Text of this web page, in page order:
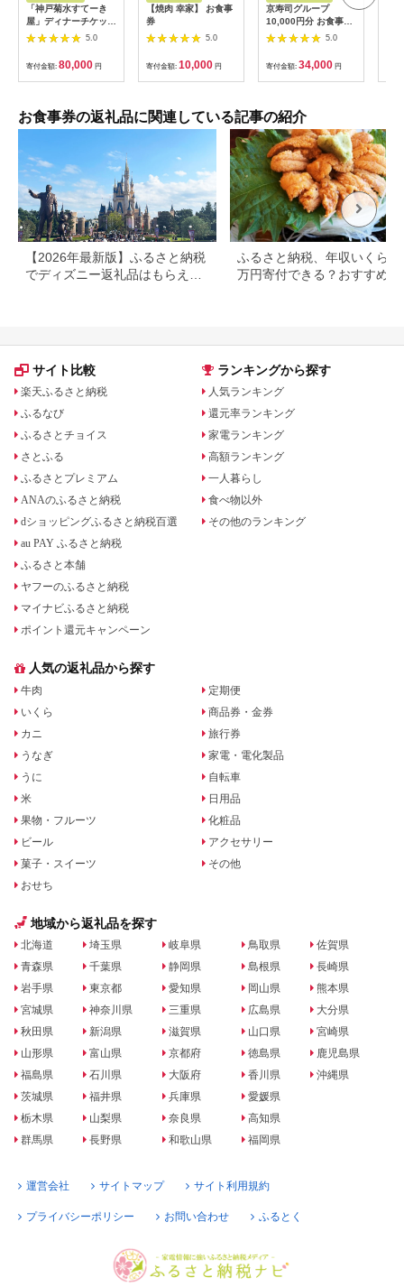
「神戸菊水すてーき
屋」ディナーチケット
（2枚）
5.0
寄付金額: 80,000 円
【焼肉 幸家】 お食事
券
5.0
寄付金額: 10,000 円
京寿司グループ
10,000円分 お食事券
1000円×10枚 食事チ
ケット チケット 寿司
福岡県 北九州市
5.0
寄付金額: 34,000 円
お食事券の返礼品に関連している記事の紹介
【2026年最新版】ふるさと納税
でディズニー返礼品はもらえ
ふるさと納税、年収いくらで
万円寄付できる？おすすめ返
サイト比較
楽天ふるさと納税
ふるなび
ふるさとチョイス
さとふる
ふるさとプレミアム
ANAのふるさと納税
dショッピングふるさと納税百選
au PAY ふるさと納税
ふるさと本舗
ヤフーのふるさと納税
マイナビふるさと納税
ポイント還元キャンペーン
ランキングから探す
人気ランキング
還元率ランキング
家電ランキング
高額ランキング
一人暮らし
食べ物以外
その他のランキング
人気の返礼品から探す
牛肉
いくら
カニ
うなぎ
うに
米
果物・フルーツ
ビール
菓子・スイーツ
おせち
定期便
商品券・金券
旅行券
家電・電化製品
自転車
日用品
化粧品
アクセサリー
その他
地域から返礼品を探す
北海道
青森県
岩手県
宮城県
秋田県
山形県
福島県
茨城県
栃木県
群馬県
埼玉県
千葉県
東京都
神奈川県
新潟県
富山県
石川県
福井県
山梨県
長野県
岐阜県
静岡県
愛知県
三重県
滋賀県
京都府
大阪府
兵庫県
奈良県
和歌山県
鳥取県
島根県
岡山県
広島県
山口県
徳島県
香川県
愛媛県
高知県
福岡県
佐賀県
長崎県
熊本県
大分県
宮崎県
鹿児島県
沖縄県
運営会社 サイトマップ サイト利用規約
プライバシーポリシー お問い合わせ ふるとく